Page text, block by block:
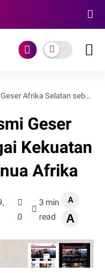
Kekuatan Industri Utama di Benua Afrika
Geser
Kekuatan
Afrika
0
3 min
read
A
A